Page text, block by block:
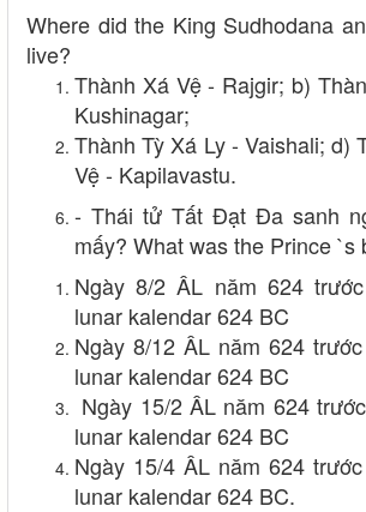
Where did the King Sudhodana
live?
Thành Xá Vệ - Rajgir; b)
Kushinagar;
Thành Tỳ Xá Ly - Vaishali; d)
Vệ - Kapilavastu.
- Thái tử Tất Đạt Đa sanh
mấy? What was the Prince `s
Ngày 8/2 ÂL năm 624
lunar kalendar 624 BC
Ngày 8/12 ÂL năm 624
lunar kalendar 624 BC
Ngày 15/2 ÂL năm 624
lunar kalendar 624 BC
Ngày 15/4 ÂL năm 624
lunar kalendar 624 BC.